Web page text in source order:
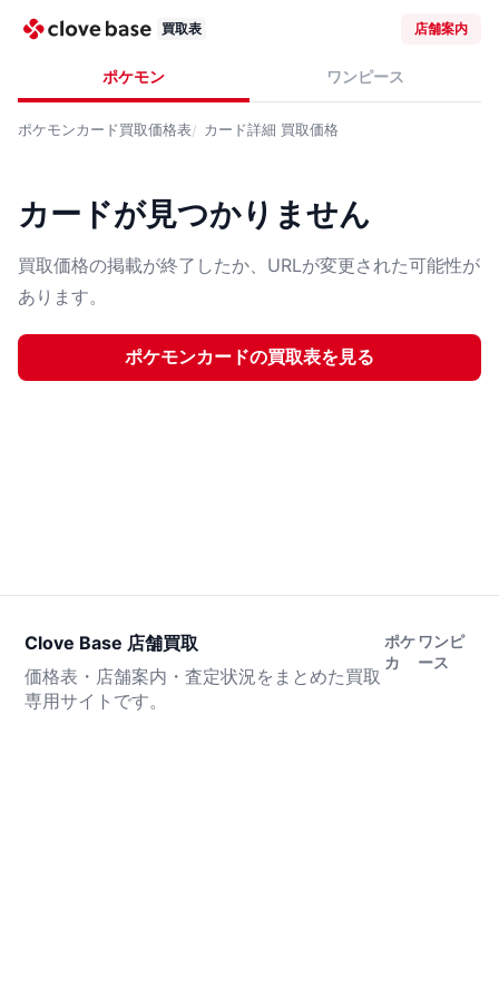
買取表 店舗案内
ポケモン ワンピース
ポケモンカード買取価格表 カード詳細 買取価格
カードが見つかりません
買取価格の掲載が終了したか、URLが変更された可能性が
あります。
ポケモンカードの買取表を見る
Clove Base 店舗買取
価格表・店舗案内・査定状況をまとめた買取
専用サイトです。
ポケ
カ
ワンピ
ース